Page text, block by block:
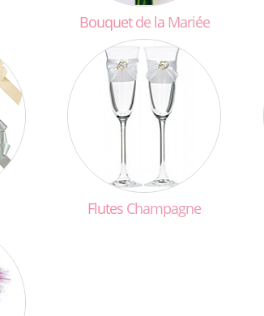
Bouquetdela Mariée
Flutes Champagne